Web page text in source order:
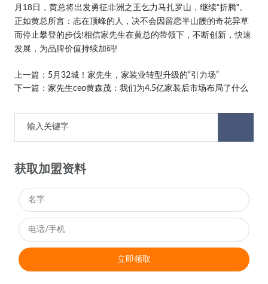
月18日，黄总将出发勇征非洲之王乞力马扎罗山，继续“折腾”。
正如黄总所言：志在顶峰的人，决不会因留恋半山腰的奇花异草
而停止攀登的步伐!相信家先生在黄总的带领下，不断创新，快速
发展，为品牌价值持续加码!
上一篇： 5月32城！家先生，家装业转型升级的“引力场”
下一篇：家先生ceo黄森茂：我们为4.5亿家装后市场布局了什么
获取加盟资料
立即领取